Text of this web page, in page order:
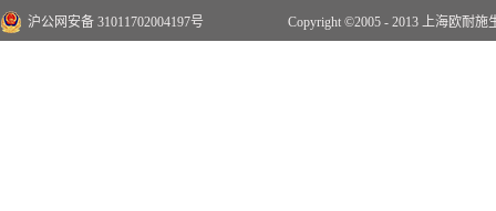
沪公网安备 31011702004197号 Copyright ©2005 - 2013 上海欧耐施